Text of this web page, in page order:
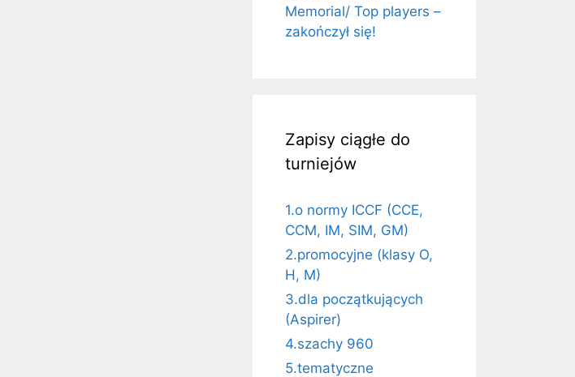
Memorial/ Top players –
zakończył się!
Zapisy ciągłe do
turniejów
1.o normy ICCF (CCE,
CCM, IM, SIM, GM)
2.promocyjne (klasy O,
H, M)
3.dla początkujących
(Aspirer)
4.szachy 960
5.tematyczne